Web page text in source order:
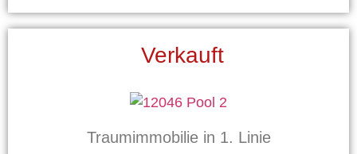
Verkauft
Traumimmobilie in 1. Linie